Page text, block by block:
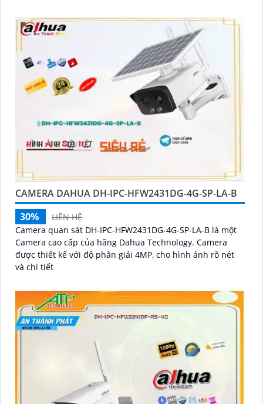
CAMERA DAHUA DH-IPC-HFW2431DG-4G-SP-LA-B
30%
LIÊN HỆ
Camera quan sát DH-IPC-HFW2431DG-4G-SP-LA-B là một
Camera cao cấp của hãng Dahua Technology. Camera
được thiết kế với độ phân giải 4MP, cho hình ảnh rõ nét
và chi tiết